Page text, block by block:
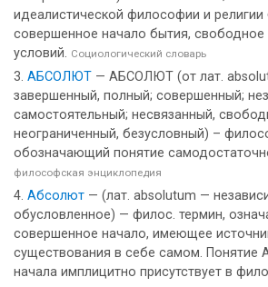
идеалистической философии и религии
совершенное начало бытия, свободное
условий. Социологический словарь
АБСОЛЮТ — АБСОЛЮТ (от лат.
завершенный, полный; совершенный;
самостоятельный; несвязанный,
неограниченный, безусловный) –
обозначающий понятие
философская энциклопедия
Абсолют — (лат. absolutum —
обусловленное) — филос. термин,
совершенное начало, имеющее
существования в себе самом. Понятие
начала имплицитно присутствует в